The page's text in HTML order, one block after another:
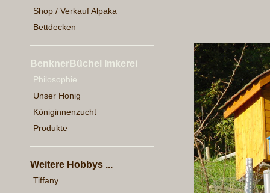
Shop / Verkauf Alpaka
Bettdecken
BenknerBüchel Imkerei
Philosophie
Unser Honig
Königinnenzucht
Produkte
Weitere Hobbys ...
Tiffany